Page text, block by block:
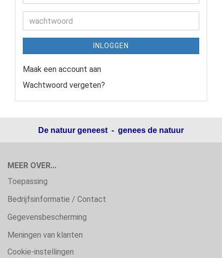
INLOGGEN
Maak een account aan
Wachtwoord vergeten?
De natuur geneest - genees de natuur
MEER OVER...
Toepassing
Bedrijfsinformatie / Contact
Gegevensbescherming
Meningen van klanten
Cookie-instellingen